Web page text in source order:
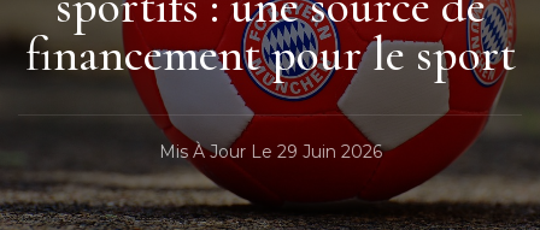
financement pour le sport
Mis À Jour Le 29 Juin 2026